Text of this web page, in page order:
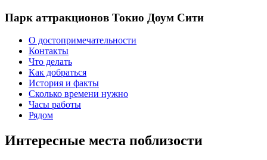
Парк аттракционов Токио Доум Сити
О достопримечательности
Контакты
Что делать
Как добраться
История и факты
Сколько времени нужно
Часы работы
Рядом
Интересные места поблизости